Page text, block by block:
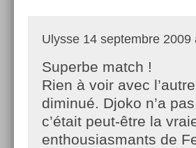
Ulysse 14 septembre 2009
Superbe match !
Rien à voir avec
diminué. Djoko n’a
c’était peut-être la
enthousiasmants de